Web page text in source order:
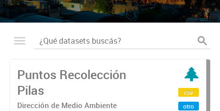
Puntos Recolección
Pilas
Dirección de Medio Ambiente
csv
otro